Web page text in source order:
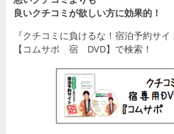
良いクチコミが欲しい方に効果的！
『クチコミに負けるな！宿泊予約サイ
【コムサポ 宿 DVD】で検索！